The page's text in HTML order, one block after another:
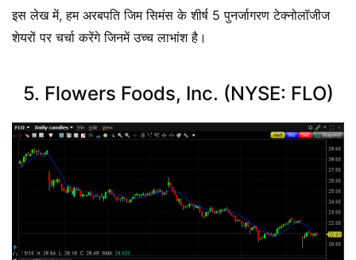
इस लेख में, हम अरबपति जिम सिमंस के शीर्ष 5 पुनर्जागरण टेक्नोलॉजीज
शेयरों पर चर्चा करेंगे जिनमें उच्च लाभांश है।
5. Flowers Foods, Inc. (NYSE: FLO)